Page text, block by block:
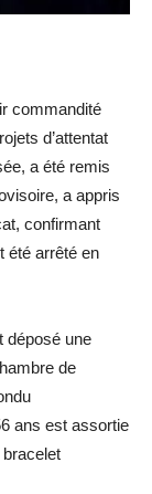
commandité
d’attentat
a été remis
a appris
confirmant
été arrêté en
déposé une
de
ans est assortie
bracelet